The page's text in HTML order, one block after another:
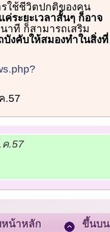
ใช้ชีวิตปกติของคน
ระยะเวลาสั้นๆ ก็อาจ
าที ก็สามารถเสริม
งคับให้สมองทำในสิ่งที่
.57
.57
น้าหลัก ขึ้นบน